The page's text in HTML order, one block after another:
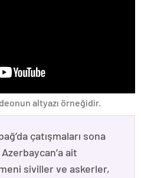
altyazı örneğidir.
çatışmaları sona
ait
siviller ve askerler,